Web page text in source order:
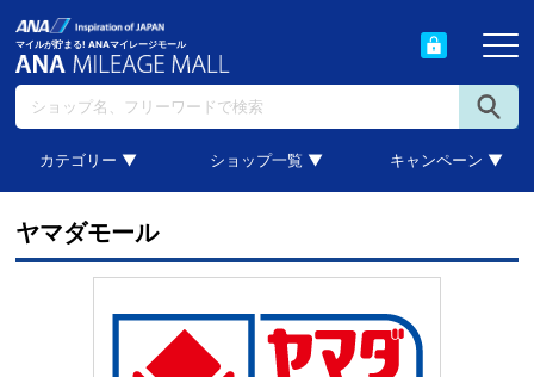
マイルが貯まる! ANAマイレージモール
カテゴリー ▼ ショップ一覧 ▼ キャンペーン ▼
ヤマダモール